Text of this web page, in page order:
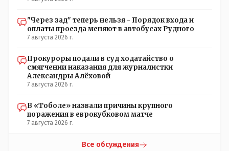
"Через зад" теперь нельзя - Порядок входа и
оплаты проезда меняют в автобусах Рудного
7 августа 2026 г.
Прокуроры подали в суд ходатайство о
смягчении наказания для журналистки
Александры Алёховой
7 августа 2026 г.
В «Тоболе» назвали причины крупного
поражения в еврокубковом матче
7 августа 2026 г.
Все обсуждения